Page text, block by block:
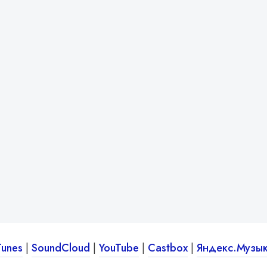
| SoundCloud | YouTube | Castbox|